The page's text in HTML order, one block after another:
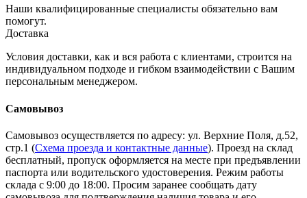
Наши квалифицированные специалисты обязательно вам
помогут.
Доставка
Условия доставки, как и вся работа с клиентами, строится на
индивидуальном подходе и гибком взаимодействии с Вашим
персональным менеджером.
Самовывоз
Самовывоз осуществляется по адресу: ул. Верхние Поля, д.52,
стр.1 (Схема проезда и контактные данные). Проезд на склад
бесплатный, пропуск оформляется на месте при предъявлении
паспорта или водительского удостоверения. Режим работы
склада с 9:00 до 18:00. Просим заранее сообщать дату